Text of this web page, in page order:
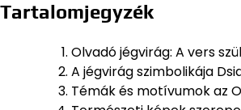
Tartalomjegyzék
Olvadó jégvirág: A vers
A jégvirág szimbolikája
Témák és motívumok az